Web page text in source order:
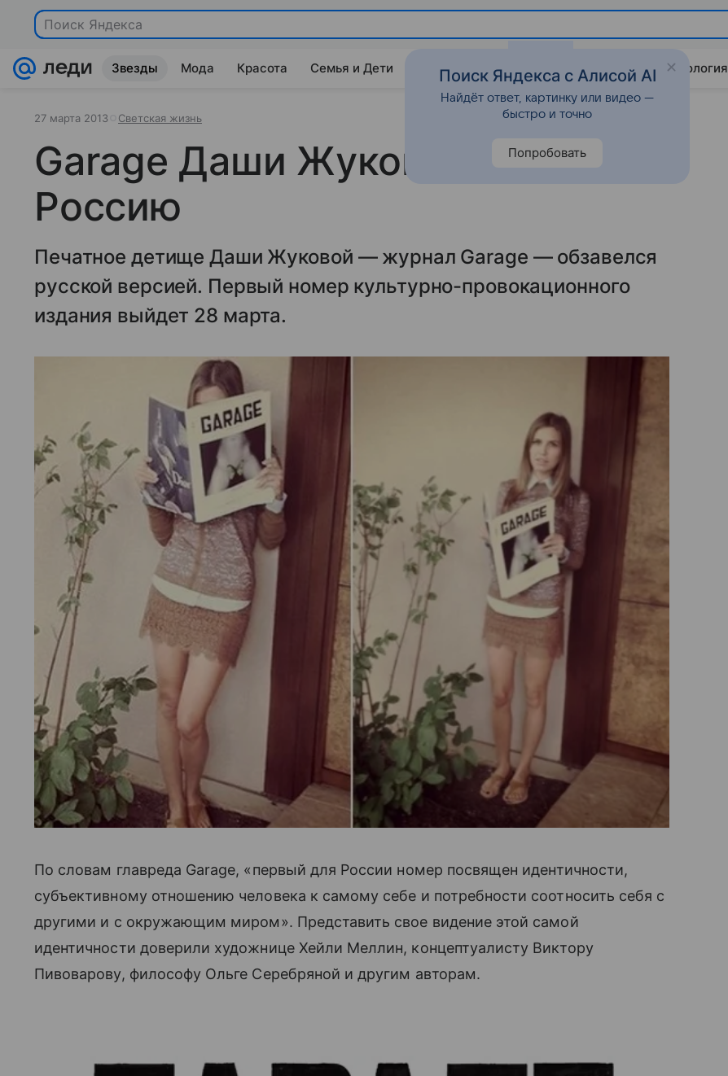
Поиск Яндекса
Звезды Мода Красота Семья и Дети Дом Гороскопы Стиль жизни Психология
27 марта 2013 Светская жизнь
Garage Даши Жуковой пришел в
Россию
Печатное детище Даши Жуковой — журнал Garage — обзавелся
русской версией. Первый номер культурно-провокационного
издания выйдет 28 марта.
По словам главреда Garage, «первый для России номер посвящен идентичности,
субъективному отношению человека к самому себе и потребности соотносить себя с
другими и с окружающим миром». Представить свое видение этой самой
идентичности доверили художнице Хейли Меллин, концептуалисту Виктору
Пивоварову, философу Ольге Серебряной и другим авторам.
Поиск Яндекса с Алисой AI
Найдёт ответ, картинку или видео —
быстро и точно
Попробовать